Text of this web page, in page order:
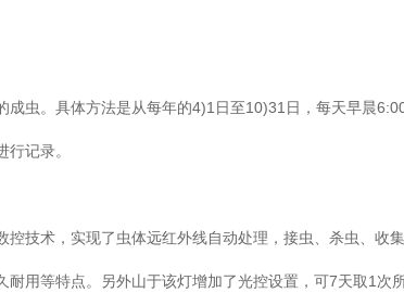
成虫。具体方法是从每年的4)1日至10)31日，每天早晨
行记录。
技术，实现了虫体远红外线自动处理，接虫、杀虫、收
用等特点。另外山于该灯增加了光控设置，可7天取1次